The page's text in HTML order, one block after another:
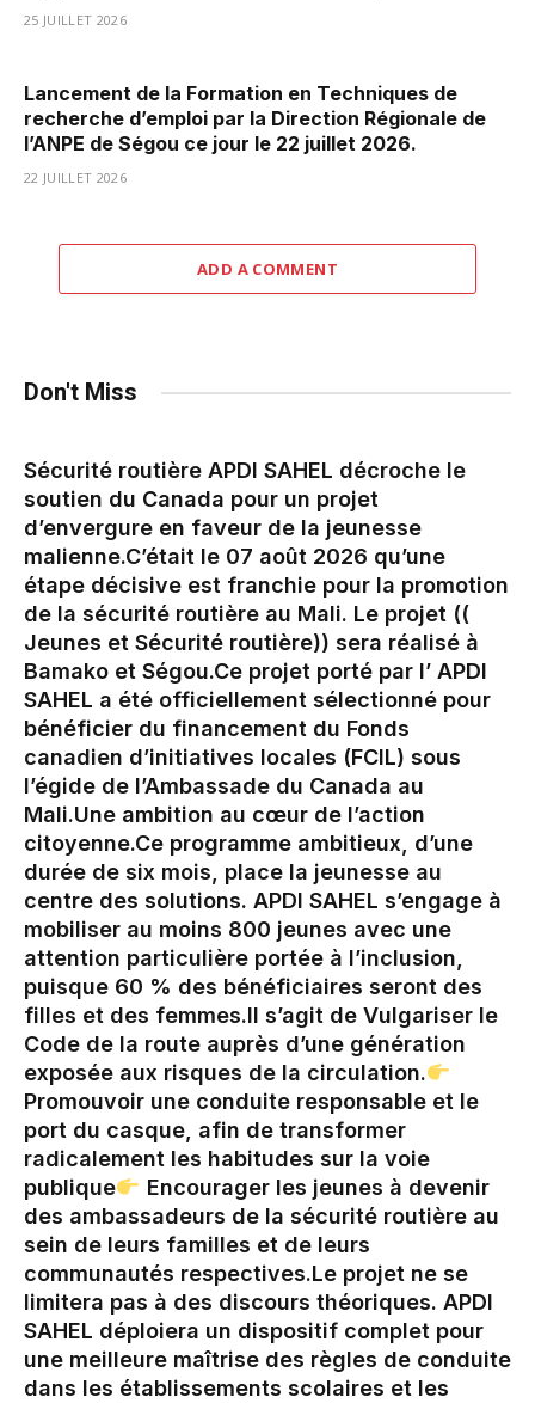
25 JUILLET 2026
Lancement de la Formation en Techniques de
recherche d’emploi par la Direction Régionale de
l’ANPE de Ségou ce jour le 22 juillet 2026.
22 JUILLET 2026
ADD A COMMENT
Don't Miss
Sécurité routière APDI SAHEL décroche le
soutien du Canada pour un projet
d’envergure en faveur de la jeunesse
malienne.‎‎C’était le 07 août 2026 qu’une
étape décisive est franchie pour la promotion
de la sécurité routière au Mali. Le projet ((
Jeunes et Sécurité routière)) sera réalisé à
Bamako et Ségou.‎Ce projet porté par l’ APDI
SAHEL a été officiellement sélectionné pour
bénéficier du financement du Fonds
canadien d’initiatives locales (FCIL) sous
l’égide de l’Ambassade du Canada au
Mali.‎Une ambition au cœur de l’action
citoyenne.‎Ce programme ambitieux, d’une
durée de six mois, place la jeunesse au
centre des solutions. APDI SAHEL s’engage à
mobiliser au moins 800 jeunes avec une
attention particulière portée à l’inclusion,
puisque 60 % des bénéficiaires seront des
filles et des femmes.‎‎Il s’agit de Vulgariser le
Code de la route auprès d’une génération
exposée aux risques de la circulation.‎
Promouvoir une conduite responsable et le
port du casque, afin de transformer
radicalement les habitudes sur la voie
publique‎
Encourager les jeunes à devenir
des ambassadeurs de la sécurité routière au
sein de leurs familles et de leurs
communautés respectives.‎‎‎Le projet ne se
limitera pas à des discours théoriques. APDI
SAHEL déploiera un dispositif complet pour
une meilleure maîtrise des règles de conduite
dans les établissements scolaires et les